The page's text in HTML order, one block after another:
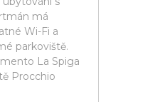
má
Wi-Fi a
parkoviště.
La Spiga
Procchio